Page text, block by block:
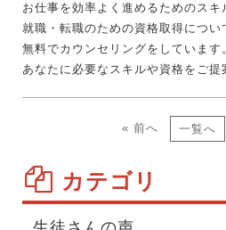
お仕事を効率よく進めるためのスキ
就職・転職のための資格取得につい
無料でカウンセリングをしています
あなたに必要なスキルや資格をご提
« 前へ 一覧へ
カテゴリ